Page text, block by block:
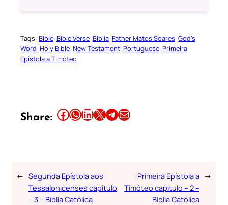
Tags: Bible Bible Verse Biblia Father Matos Soares God’s
Word Holy Bible New Testament Portuguese Primeira
Epístola a Timóteo
Share: Share this article on Facebook Share this article on WhatsApp Share this article on LinkedIn Share this article on X Share this article on TelegramEmail this Article
← Segunda Epístola aos
Tessalonicenses capitulo
– 3 – Bíblia Católica
Primeira Epístola a
Timóteo capitulo – 2 –
Bíblia Católica
→